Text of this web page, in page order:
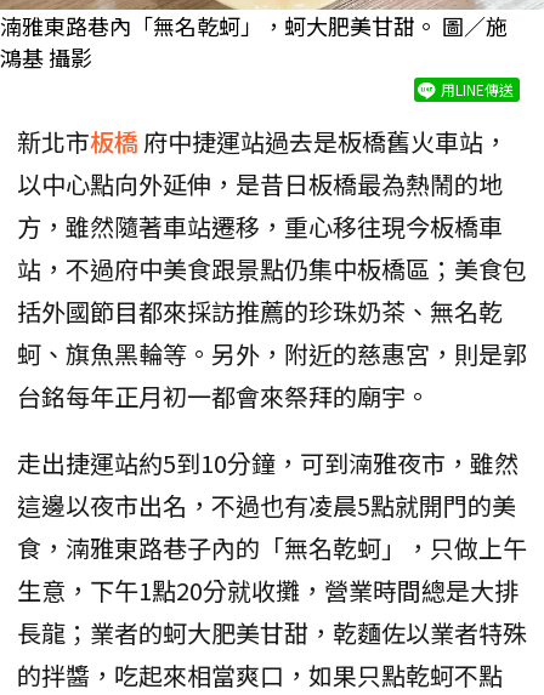
湳雅東路巷內「無名乾蚵」，蚵大肥美甘甜。 圖／施
鴻基 攝影
用LINE傳送
新北市板橋 府中捷運站過去是板橋舊火車站，
以中心點向外延伸，是昔日板橋最為熱鬧的地
方，雖然隨著車站遷移，重心移往現今板橋車
站，不過府中美食跟景點仍集中板橋區；美食包
括外國節目都來採訪推薦的珍珠奶茶、無名乾
蚵、旗魚黑輪等。另外，附近的慈惠宮，則是郭
台銘每年正月初一都會來祭拜的廟宇。
走出捷運站約5到10分鐘，可到湳雅夜市，雖然
這邊以夜市出名，不過也有凌晨5點就開門的美
食，湳雅東路巷子內的「無名乾蚵」，只做上午
生意，下午1點20分就收攤，營業時間總是大排
長龍；業者的蚵大肥美甘甜，乾麵佐以業者特殊
的拌醬，吃起來相當爽口，如果只點乾蚵不點